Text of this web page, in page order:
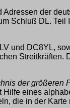
der
Schluß DL.
und DC8YL,
Streitkräften.
der größeren
eines
die in der Karte